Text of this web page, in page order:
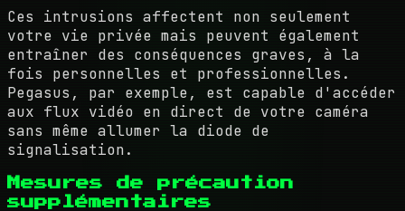
Ces intrusions affectent non seulement
votre vie privée mais peuvent également
entraîner des conséquences graves, à la
fois personnelles et professionnelles.
Pegasus, par exemple, est capable d'accéder
aux flux vidéo en direct de votre caméra
sans même allumer la diode de
signalisation.
Mesures de précaution
supplémentaires